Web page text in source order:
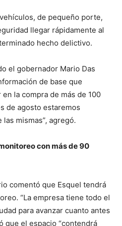
de pequeño porte,
llegar rápidamente al
hecho delictivo.
el gobernador Mario Das
de base que
la compra de más de 100
de agosto estaremos
mismas”, agregó.
con más de 90
comentó que Esquel tendrá
“La empresa tiene todo el
para avanzar cuanto antes
que el espacio “contendrá